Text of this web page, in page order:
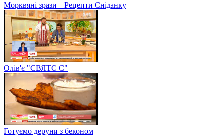
Морквяні зрази – Рецепти Сніданку
Олів'є "СВЯТО Є"
Готуємо деруни з беконом